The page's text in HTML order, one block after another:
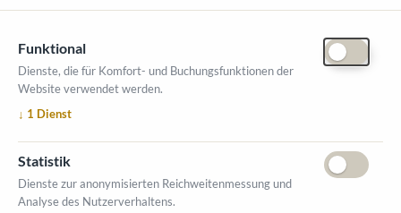
ÖFFNUNGSZEITEN MESSE
2. Oktober 2026, 9-16 Uhr
VERANSTALTUNGSORT
Salzburger Messe
Funktional
Dienste, die für Komfort- und Buchungsfunktionen der
Website verwendet werden.
↓ 1 Dienst
Statistik
Dienste zur anonymisierten Reichweitenmessung und
Analyse des Nutzerverhaltens.